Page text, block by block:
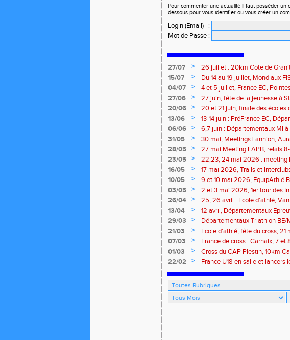
Pour commenter une actualité il faut posséder un
dessous pour vous identifier ou vous créer un
Login (Email)
:
Mot de Passe :
27/07 >
26 juillet : 20km Cote de
15/07
>
Du 14 au 19 juillet, Mondiaux
04/07
>
4 et 5 juillet, France EC,
Meetings Fougères, Quimper,
27/06 >
27 juin, fête de la jeunesse à
20/06
>
20 et 21 juin, finale des
13/06
>
13-14 juin : PréFrance EC,
meeting Pacé, meeting
06/06 >
6,7 juin : Départementaux MI
31/05
>
30 mai, Meetings Lannion,
route, Trails
28/05 >
27 mai Meeting EAPB, relais
23/05
>
22,23, 24 mai 2026 : meeting
16/05
>
17 mai 2026, Trails et
10/05
>
9 et 10 mai 2026, EquipAthlé
marathon de la Loire
03/05 >
2 et 3 mai 2026, 1er tour des
traversée de la Baie
26/04 >
25, 26 avril : Ecole d'athlé,
Isle
13/04 >
12 avril, Départementaux
marathon de Paris
29/03 >
Départementaux Triathlon BE/
21/03
>
Ecole d'athlé, fête du cross, 21
07/03
>
France de cross : Carhaix, 7
Brieuc, 7 mars
01/03 >
Cross du CAP Plestin, 10km
22/02
> France U18 en salle et lancers